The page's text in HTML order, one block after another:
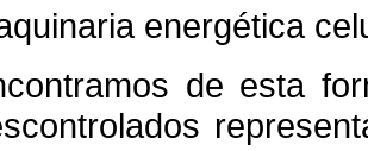
energética
de esta